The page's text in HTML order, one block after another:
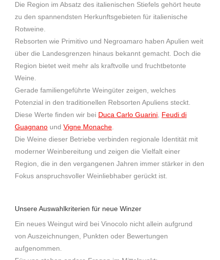
Die Region im Absatz des italienischen Stiefels gehört heute
zu den spannendsten Herkunftsgebieten für italienische
Rotweine.
Rebsorten wie Primitivo und Negroamaro haben Apulien weit
über die Landesgrenzen hinaus bekannt gemacht. Doch die
Region bietet weit mehr als kraftvolle und fruchtbetonte
Weine.
Gerade familiengeführte Weingüter zeigen, welches
Potenzial in den traditionellen Rebsorten Apuliens steckt.
Diese Werte finden wir bei Duca Carlo Guarini Feudi di
Guagnano und Vigne Monache
Die Weine dieser Betriebe verbinden regionale Identität mit
moderner Weinbereitung und zeigen die Vielfalt einer
Region, die in den vergangenen Jahren immer stärker in den
Fokus anspruchsvoller Weinliebhaber gerückt ist.
Unsere Auswahlkriterien für neue Winzer
Ein neues Weingut wird bei Vinocolo nicht allein aufgrund
von Auszeichnungen, Punkten oder Bewertungen
aufgenommen.